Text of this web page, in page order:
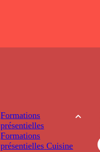
Formations
présentielles
Formations
présentielles Cuisine